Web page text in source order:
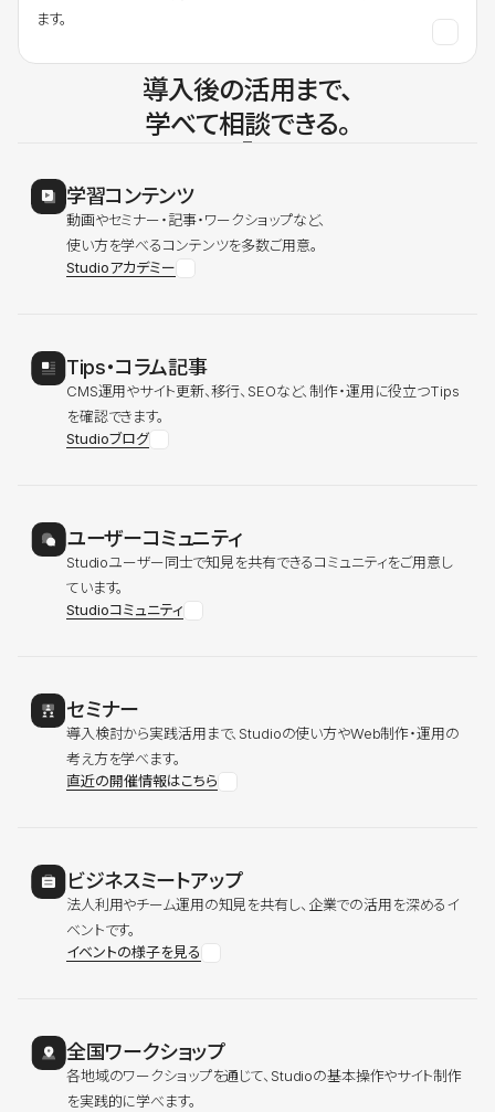
ます。
導入後の活用まで、
学べて相談できる。
学習コンテンツ
動画やセミナー・記事・ワークショップなど、
使い方を学べるコンテンツを多数ご用意。
Studioアカデミー
Tips・コラム記事
CMS運用やサイト更新、移行、SEOなど、制作・運用に役立つTips
を確認できます。
Studioブログ
ユーザーコミュニティ
Studioユーザー同士で知見を共有できるコミュニティをご用意し
ています。
Studioコミュニティ
セミナー
導入検討から実践活用まで、Studioの使い方やWeb制作・運用の
考え方を学べます。
直近の開催情報はこちら
ビジネスミートアップ
法人利用やチーム運用の知見を共有し、企業での活用を深めるイ
ベントです。
イベントの様子を見る
全国ワークショップ
各地域のワークショップを通じて、Studioの基本操作やサイト制作
を実践的に学べます。